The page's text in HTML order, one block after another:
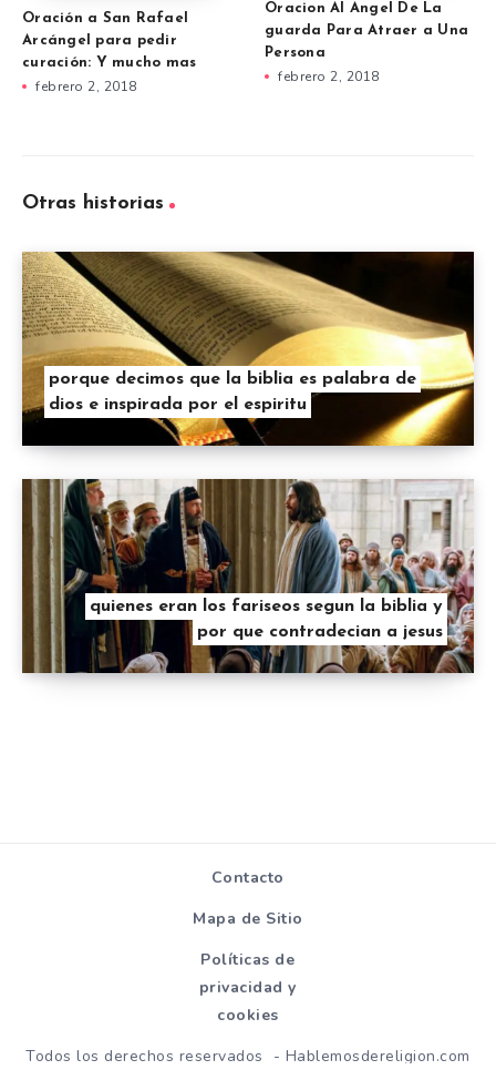
Oración a San Rafael
Arcángel para pedir
curación: Y mucho mas
febrero 2, 2018
Oracion Al Angel De La
guarda Para Atraer a Una
Persona
febrero 2, 2018
Otras historias
porque decimos que la biblia es palabra de
dios e inspirada por el espiritu
quienes eran los fariseos segun la biblia y
por que contradecian a jesus
Contacto
Mapa de Sitio
Políticas de
privacidad y
cookies
Todos los derechos reservados - Hablemosdereligion.com